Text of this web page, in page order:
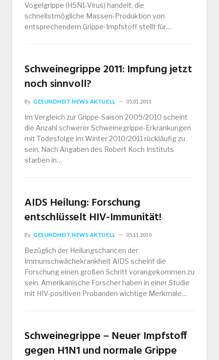
Vogelgrippe (H5N1-Virus) handelt, die
schnellstmögliche Massen-Produktion von
entsprechendem Grippe-Impfstoff stellt für…
Schweinegrippe 2011: Impfung jetzt
noch sinnvoll?
By GESUNDHEIT NEWS AKTUELL 05.01.2011
Im Vergleich zur Grippe-Saison 2009/2010 scheint
die Anzahl schwerer Schweinegrippe-Erkrankungen
mit Todesfolge im Winter 2010/2011 rückläufig zu
sein. Nach Angaben des Robert Koch Instituts
starben in…
AIDS Heilung: Forschung
entschlüsselt HIV-Immunität!
By GESUNDHEIT NEWS AKTUELL 05.11.2010
Bezüglich der Heilungschancen der
Immunschwächekrankheit AIDS scheint die
Forschung einen großen Schritt vorangekommen zu
sein. Amerikanische Forscher haben in einer Studie
mit HIV-positiven Probanden wichtige Merkmale…
Schweinegrippe – Neuer Impfstoff
gegen H1N1 und normale Grippe